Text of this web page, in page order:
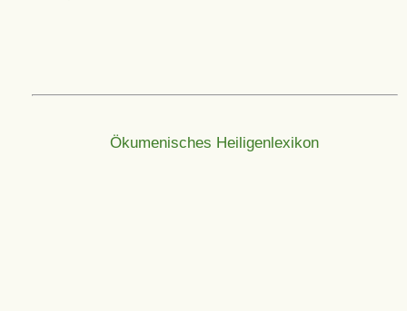
Ökumenisches Heiligenlexikon